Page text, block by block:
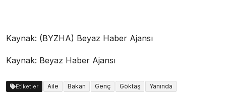
Kaynak: (BYZHA) Beyaz Haber Ajansı
Kaynak: Beyaz Haber Ajansı
Etiketler Aile Bakan Genç Göktaş Yanında